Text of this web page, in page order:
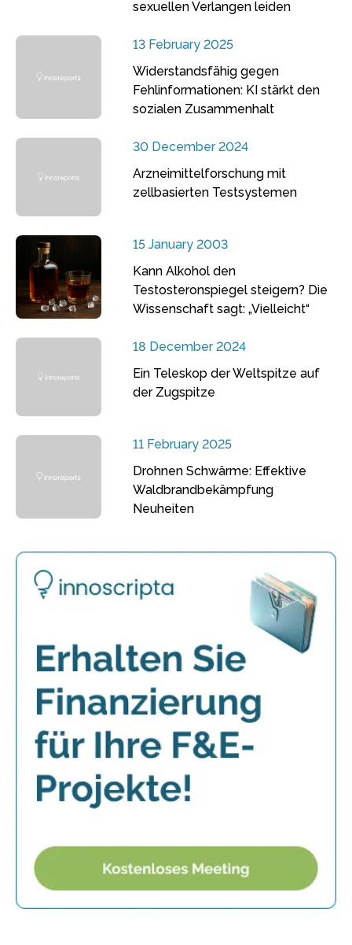
sexuellen Verlangen leiden
13 February 2025
Widerstandsfähig gegen
Fehlinformationen: KI stärkt den
sozialen Zusammenhalt
30 December 2024
Arzneimittelforschung mit
zellbasierten Testsystemen
15 January 2003
Kann Alkohol den
Testosteronspiegel steigern? Die
Wissenschaft sagt: „Vielleicht“
18 December 2024
Ein Teleskop der Weltspitze auf
der Zugspitze
11 February 2025
Drohnen Schwärme: Effektive
Waldbrandbekämpfung
Neuheiten